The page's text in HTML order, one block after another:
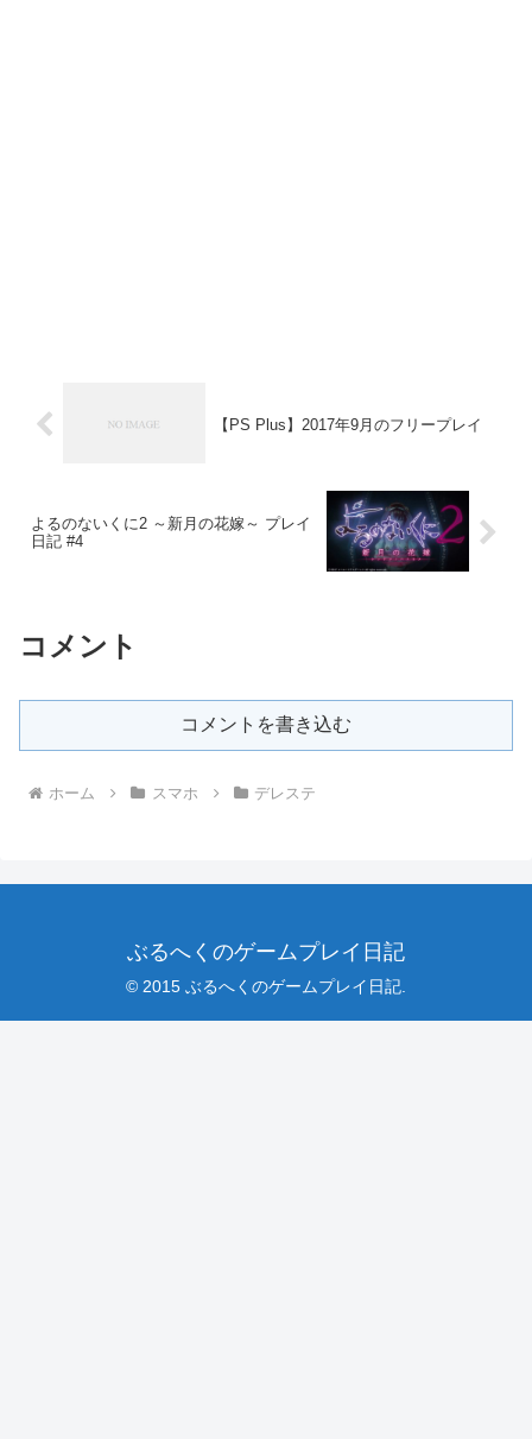
【PS Plus】2017年9月のフリープレイ
よるのないくに2 ～新月の花嫁～ プレイ
日記 #4
コメント
コメントを書き込む
ホーム スマホ デレステ
ぶるへくのゲームプレイ日記
© 2015 ぶるへくのゲームプレイ日記.